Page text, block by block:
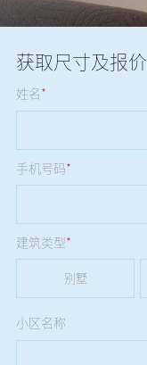
获取尺寸及报价
姓名*
手机号码*
建筑类型*
别墅
小区名称